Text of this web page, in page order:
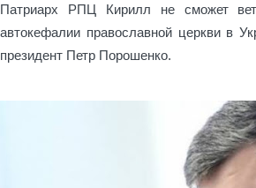
Патриарх РПЦ Кирилл не сможет
автокефалии православной церкви в
президент Петр Порошенко.